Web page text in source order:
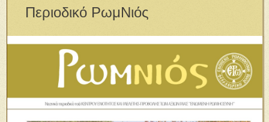
Περιοδικό ΡωμΝιός